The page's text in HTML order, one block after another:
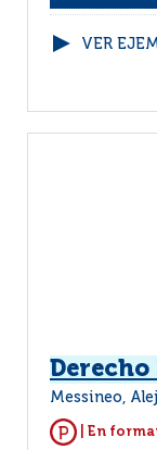
VER
Messineo,
| En